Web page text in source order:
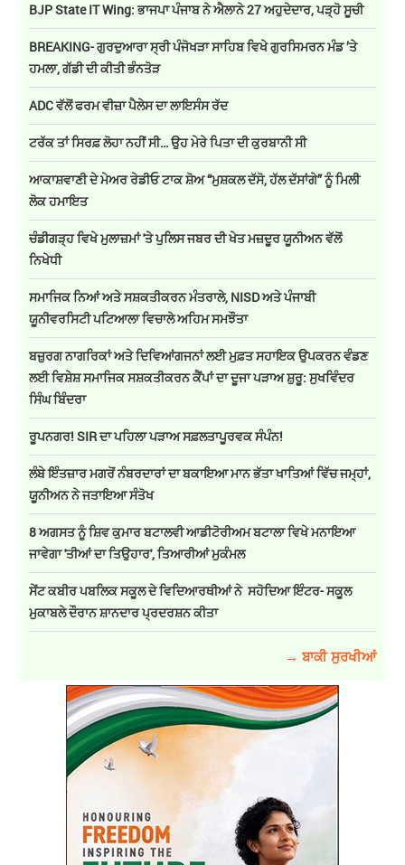
BJP State IT Wing: ਭਾਜਪਾ ਪੰਜਾਬ ਨੇ ਐਲਾਨੇ 27 ਅਹੁਦੇਦਾਰ, ਪੜ੍ਹੋ ਸੂਚੀ
BREAKING- ਗੁਰਦੁਆਰਾ ਸ੍ਰੀ ਪੰਜੋਖੜਾ ਸਾਹਿਬ ਵਿਖੇ ਗੁਰਸਿਮਰਨ ਮੰਡ ’ਤੇ
ਹਮਲਾ, ਗੱਡੀ ਦੀ ਕੀਤੀ ਭੰਨਤੋੜ
ADC ਵੱਲੋਂ ਫਰਮ ਵੀਜ਼ਾ ਪੈਲੇਸ ਦਾ ਲਾਇਸੰਸ ਰੱਦ
ਟਰੱਕ ਤਾਂ ਸਿਰਫ਼ ਲੋਹਾ ਨਹੀਂ ਸੀ… ਉਹ ਮੇਰੇ ਪਿਤਾ ਦੀ ਕੁਰਬਾਨੀ ਸੀ
ਆਕਾਸ਼ਵਾਣੀ ਦੇ ਮੇਅਰ ਰੇਡੀਓ ਟਾਕ ਸ਼ੋਅ “ਮੁਸ਼ਕਲ ਦੱਸੋ, ਹੱਲ ਦੱਸਾਂਗੇ” ਨੂੰ ਮਿਲੀ
ਲੋਕ ਹਮਾਇਤ
ਚੰਡੀਗੜ੍ਹ ਵਿਖੇ ਮੁਲਾਜ਼ਮਾਂ 'ਤੇ ਪੁਲਿਸ ਜਬਰ ਦੀ ਖੇਤ ਮਜ਼ਦੂਰ ਯੂਨੀਅਨ ਵੱਲੋਂ
ਨਿਖੇਧੀ
ਸਮਾਜਿਕ ਨਿਆਂ ਅਤੇ ਸਸ਼ਕਤੀਕਰਨ ਮੰਤਰਾਲੇ, NISD ਅਤੇ ਪੰਜਾਬੀ
ਯੂਨੀਵਰਸਿਟੀ ਪਟਿਆਲਾ ਵਿਚਾਲੇ ਅਹਿਮ ਸਮਝੌਤਾ
ਬਜ਼ੁਰਗ ਨਾਗਰਿਕਾਂ ਅਤੇ ਦਿਵਿਆਂਗਜਨਾਂ ਲਈ ਮੁਫ਼ਤ ਸਹਾਇਕ ਉਪਕਰਨ ਵੰਡਣ
ਲਈ ਵਿਸ਼ੇਸ਼ ਸਮਾਜਿਕ ਸਸ਼ਕਤੀਕਰਨ ਕੈਂਪਾਂ ਦਾ ਦੂਜਾ ਪੜਾਅ ਸ਼ੁਰੂ: ਸੁਖਵਿੰਦਰ
ਸਿੰਘ ਬਿੰਦਰਾ
ਰੂਪਨਗਰ! SIR ਦਾ ਪਹਿਲਾ ਪੜਾਅ ਸਫ਼ਲਤਾਪੂਰਵਕ ਸੰਪੰਨ!
ਲੰਬੇ ਇੰਤਜ਼ਾਰ ਮਗਰੋਂ ਨੰਬਰਦਾਰਾਂ ਦਾ ਬਕਾਇਆ ਮਾਨ ਭੱਤਾ ਖਾਤਿਆਂ ਵਿੱਚ ਜਮ੍ਹਾਂ,
ਯੂਨੀਅਨ ਨੇ ਜਤਾਇਆ ਸੰਤੋਖ
8 ਅਗਸਤ ਨੂੰ ਸ਼ਿਵ ਕੁਮਾਰ ਬਟਾਲਵੀ ਆਡੀਟੋਰੀਅਮ ਬਟਾਲਾ ਵਿਖੇ ਮਨਾਇਆ
ਜਾਵੇਗਾ 'ਤੀਆਂ ਦਾ ਤਿਉਹਾਰ', ਤਿਆਰੀਆਂ ਮੁਕੰਮਲ
ਸੇਂਟ ਕਬੀਰ ਪਬਲਿਕ ਸਕੂਲ ਦੇ ਵਿਦਿਆਰਥੀਆਂ ਨੇ ਸਹੋਦਿਆ ਇੰਟਰ- ਸਕੂਲ
ਮੁਕਾਬਲੇ ਦੌਰਾਨ ਸ਼ਾਨਦਾਰ ਪ੍ਰਦਰਸ਼ਨ ਕੀਤਾ
→ ਬਾਕੀ ਸੁਰਖੀਆਂ